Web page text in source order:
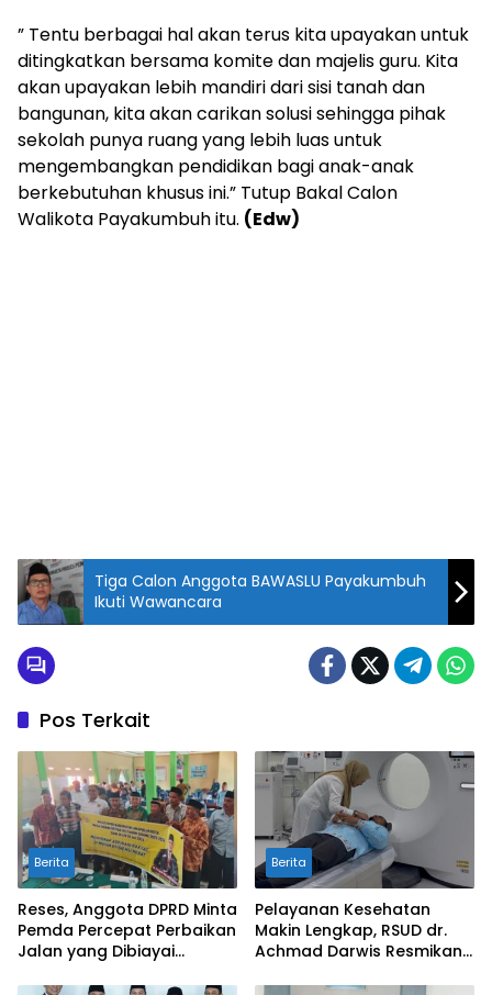
” Tentu berbagai hal akan terus kita upayakan untuk
ditingkatkan bersama komite dan majelis guru. Kita
akan upayakan lebih mandiri dari sisi tanah dan
bangunan, kita akan carikan solusi sehingga pihak
sekolah punya ruang yang lebih luas untuk
mengembangkan pendidikan bagi anak-anak
berkebutuhan khusus ini.” Tutup Bakal Calon
Walikota Payakumbuh itu. (Edw)
Tiga Calon Anggota BAWASLU Payakumbuh
Ikuti Wawancara
Pos Terkait
Berita
Reses, Anggota DPRD Minta
Pemda Percepat Perbaikan
Jalan yang Dibiayai
Berita
Pelayanan Kesehatan
Makin Lengkap, RSUD dr.
Achmad Darwis Resmikan